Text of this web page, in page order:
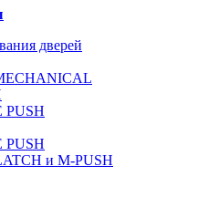
дверей
PUSH
PUSH
и M-PUSH